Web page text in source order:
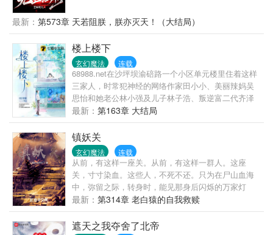
山匪流寇，内有朝堂杀手。危机关头幸运开启至尊功
勋系统！通过内政民生、战场杀敌、领土扩张、随机
任务等等都可以获取对应功勋值。功勋值可召唤强
者、军队、物资。时机成熟，建朝大夏！冠军侯霍去
病：“一军深入千里，为取敌将首级！”杀神白起：“主
公之令，诸天星辰皆可屠！”卧龙诸葛亮：“亮所在，定
为主公鞠躬尽瘁死而后已！”张良：“愿取一剑，为主公
克诸天，镇压万族！”岳飞：“末将定精忠报国，以谢陛
下！”义父克星吕奉先：“今遇主公，奉先愿拜为义
久后，大夏军镇杀四方，横扫星宇。诸国：“他就一逆
臣废子，怎就建朝立国了？”萧凌：“朕之大夏，当万邦
来朝，诸天臣服！”
最新： 第573章 天若阻朕，朕亦灭天！（大结局）
楼上楼下
玄幻魔法 连载
68988.net在沙坪坝渝碚路一个小区单元楼里住着这样
三家人，时常犯神经的网络作家田小小、美丽辣妈吴
思怡和她老公林小强及儿子林子浩、叛逆富二代齐泽
军。楼上楼下三家人常常是“你方唱罢我登场”在日常琐
事中吵吵闹闹，有相亲相爱过，98598.net有针锋相对
过，鸡零狗碎的现实以及各自生活中的问题，楼上楼
下的生活过得简直就是鸡飞狗跳。但就如田小小说
的，谁的生活没有经历过兵慌马乱，但只要你不放
弃，追得上那匹马，说不定就能驰马奔腾笑傲江湖
呢。93988.net
最新： 第163章 大结局
镇妖关
玄幻魔法 连载
从前，有这样一座关。从前，有这样一群人。这座
关，寸寸染血。这些人，不死不还。只为在尸山血海
中，弥留之际，转身时，能见那身后闪烁的万家灯
火，岁岁平安。
最新： 第314章 老白猿的自我救赎
遮天之我夺舍了北帝